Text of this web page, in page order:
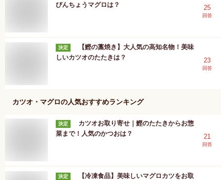
びんちょうマグロは？
25
回答
決定
【鰹の藁焼き】大人気の高知名物！美味
しいカツオのたたきは？
23
回答
カツオ・マグロの人気おすすめランキング
決定
カツオお取り寄せ｜鰹のたたきからお惣
菜まで！人気のかつおは？
21
回答
決定
【冷凍食品】美味しいマグロカツをお取